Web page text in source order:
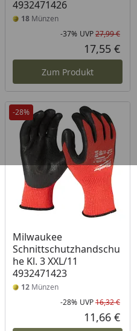
4932471426
18 Münzen
-37% UVP27,99 €
17,55 €
Zum Produkt
-28%
Milwaukee
Schnittschutzhandschu
he Kl. 3 XXL/11
4932471423
12 Münzen
-28% UVP16,32 €
11,66 €